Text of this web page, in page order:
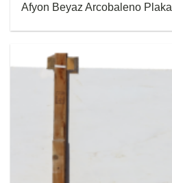
Afyon Beyaz Arcobaleno Plaka